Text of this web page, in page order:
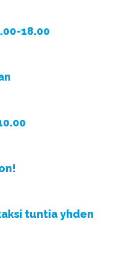
18.00
tuntia yhden